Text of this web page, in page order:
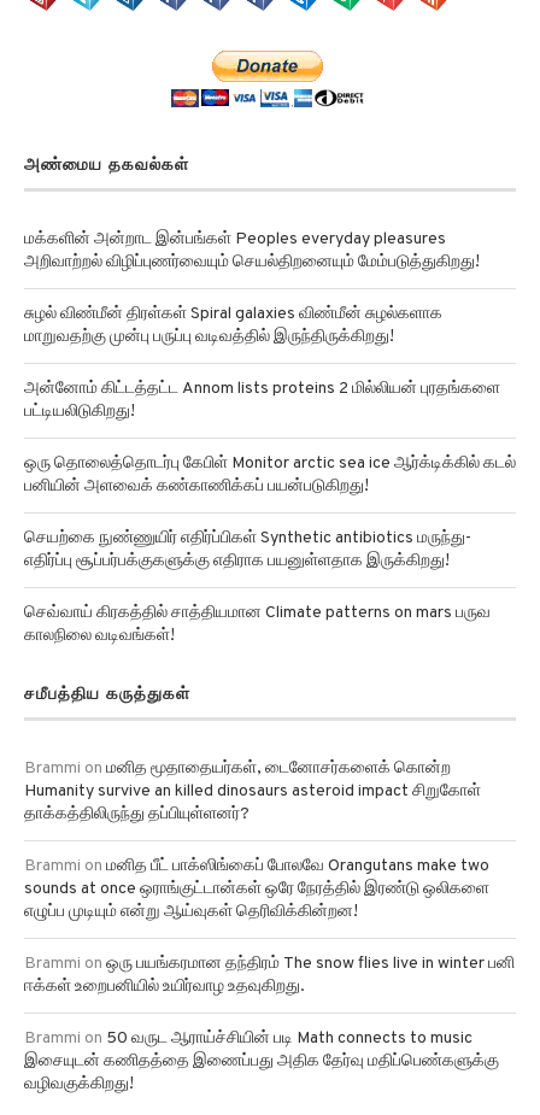
அண்மைய தகவல்கள்
மக்களின் அன்றாட இன்பங்கள் Peoples everyday pleasures
அறிவாற்றல் விழிப்புணர்வையும் செயல்திறனையும் மேம்படுத்துகிறது!
சுழல் விண்மீன் திரள்கள் Spiral galaxies விண்மீன் சுழல்களாக
மாறுவதற்கு முன்பு பருப்பு வடிவத்தில் இருந்திருக்கிறது!
அன்னோம் கிட்டத்தட்ட Annom lists proteins 2 மில்லியன் புரதங்களை
பட்டியலிடுகிறது!
ஒரு தொலைத்தொடர்பு கேபிள் Monitor arctic sea ice ஆர்க்டிக்கில் கடல்
பனியின் அளவைக் கண்காணிக்கப் பயன்படுகிறது!
செயற்கை நுண்ணுயிர் எதிர்ப்பிகள் Synthetic antibiotics மருந்து-
எதிர்ப்பு சூப்பர்பக்குகளுக்கு எதிராக பயனுள்ளதாக இருக்கிறது!
செவ்வாய் கிரகத்தில் சாத்தியமான Climate patterns on mars பருவ
காலநிலை வடிவங்கள்!
சமீபத்திய கருத்துகள்
Brammi on மனித மூதாதையர்கள், டைனோசர்களைக் கொன்ற
Humanity survive an killed dinosaurs asteroid impact சிறுகோள்
தாக்கத்திலிருந்து தப்பியுள்ளனர்?
Brammi on மனித பீட் பாக்ஸிங்கைப் போலவே Orangutans make two
sounds at once ஒராங்குட்டான்கள் ஒரே நேரத்தில் இரண்டு ஒலிகளை
எழுப்ப முடியும் என்று ஆய்வுகள் தெரிவிக்கின்றன!
Brammi on ஒரு பயங்கரமான தந்திரம் The snow flies live in winter பனி
ஈக்கள் உறைபனியில் உயிர்வாழ உதவுகிறது.
Brammi on 50 வருட ஆராய்ச்சியின் படி Math connects to music
இசையுடன் கணிதத்தை இணைப்பது அதிக தேர்வு மதிப்பெண்களுக்கு
வழிவகுக்கிறது!